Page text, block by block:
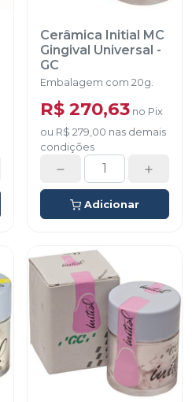
Cerâmica Initial MC
Gingival Universal -
GC
Embalagem com 20g.
R$ 270,63 no Pix
ou R$ 279,00 nas demais
condições
Adicionar